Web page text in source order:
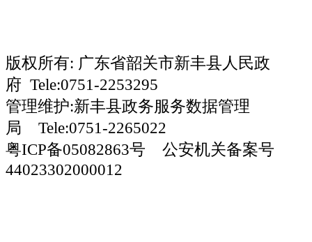
版权所有: 广东省韶关市新丰县人民政
府 Tele:0751-2253295
管理维护:新丰县政务服务数据管理
局 Tele:0751-2265022
粤ICP备05082863号 公安机关备案号
44023302000012